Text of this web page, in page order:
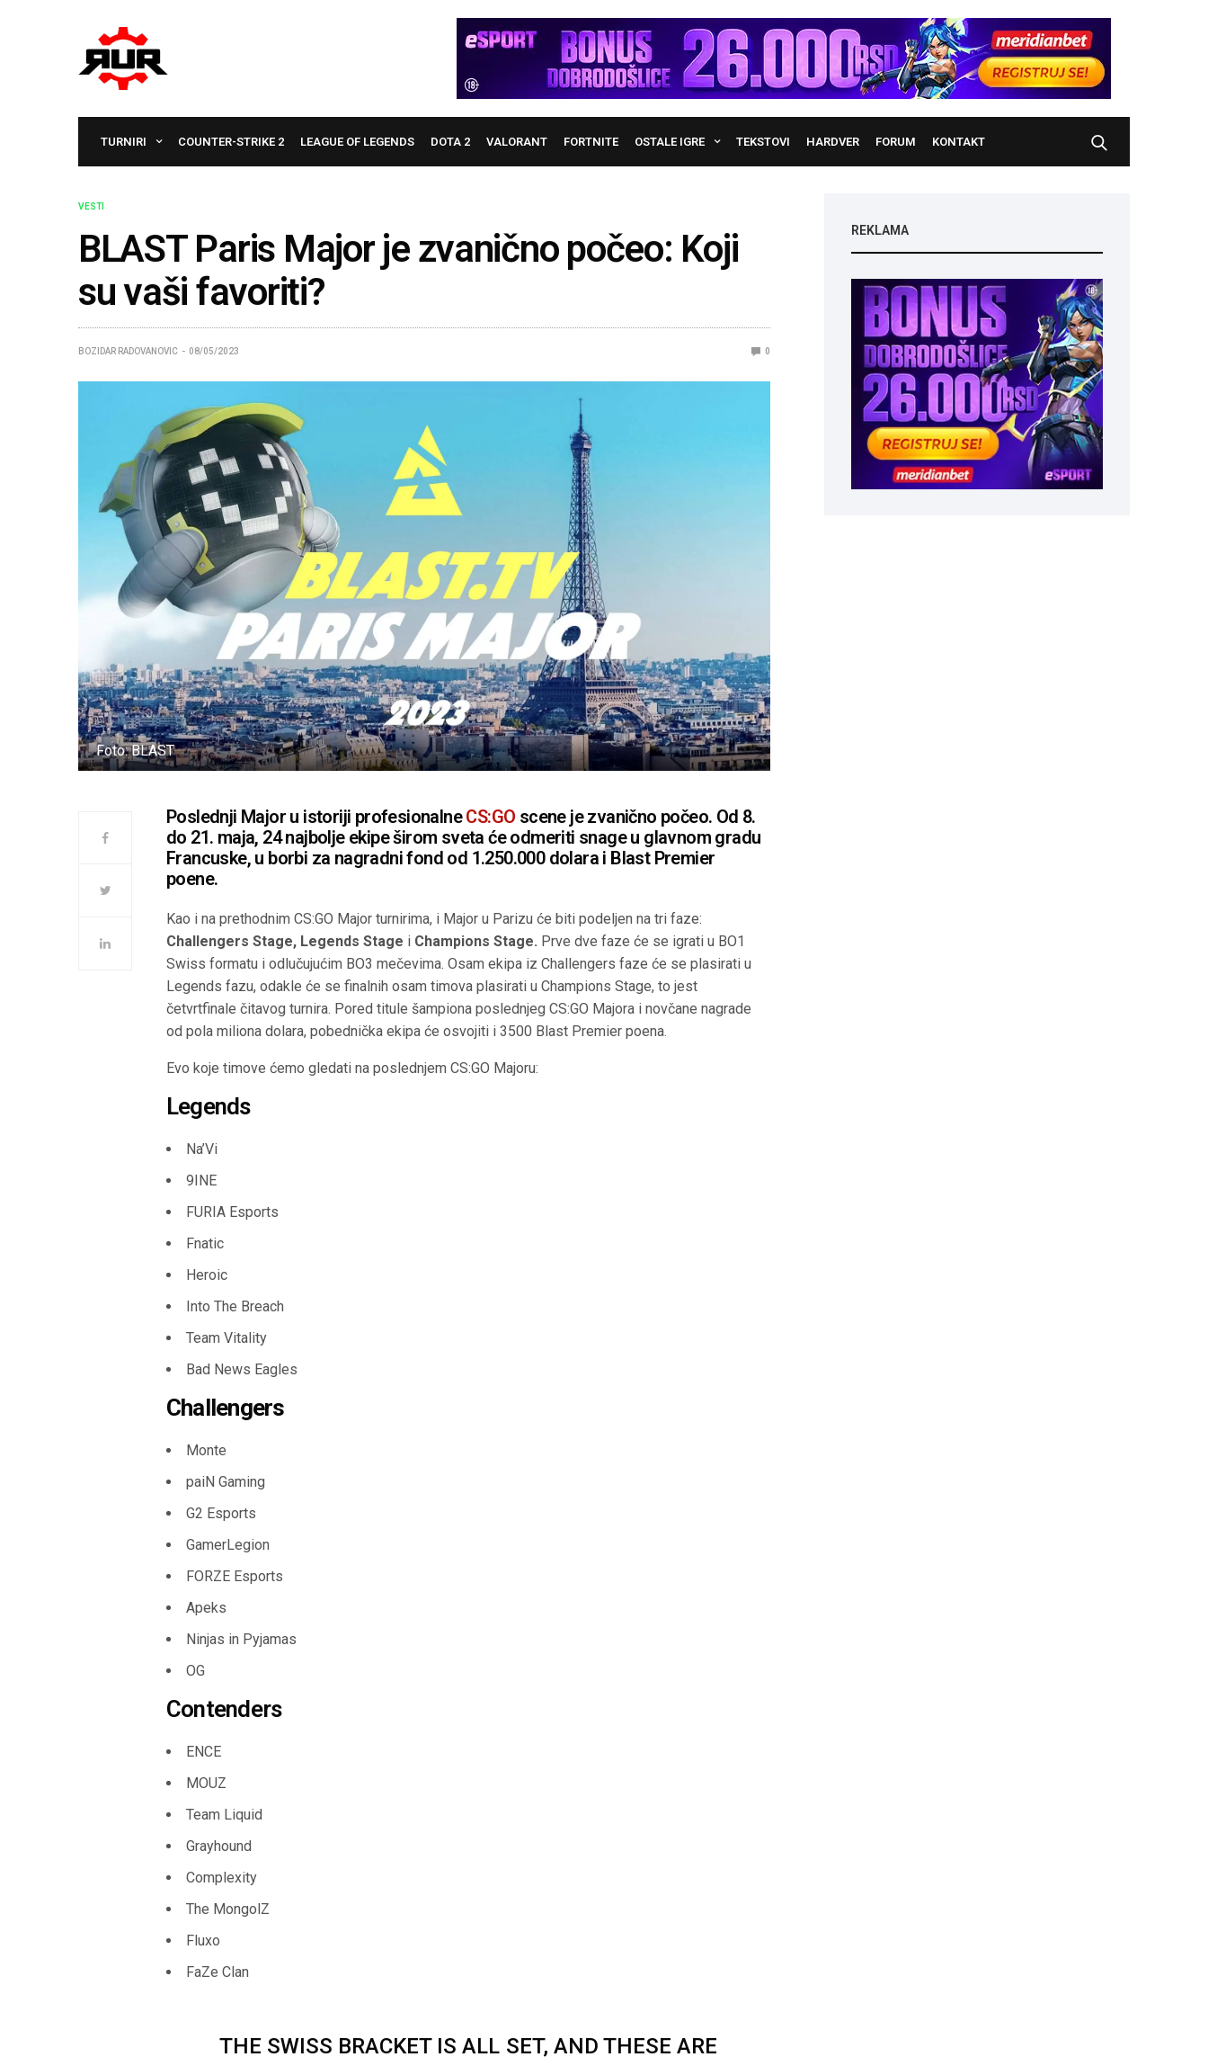
TURNIRI COUNTER-STRIKE 2 LEAGUE OF LEGENDS DOTA 2 VALORANT FORTNITE OSTALE IGRE TEKSTOVI HARDVER FORUM KONTAKT
VESTI
BLAST Paris Major je zvanično počeo: Koji
su vaši favoriti?
BOZIDAR RADOVANOVIC 08/05/2023 0
Foto: BLAST
Poslednji Major u istoriji profesionalneCS:GO scene je zvanično počeo. Od 8.
do 21. maja, 24 najbolje ekipe širom sveta će odmeriti snage u glavnom gradu
Francuske, u borbi za nagradni fond od 1.250.000 dolara i Blast Premier
poene.
Kao i na prethodnim CS:GO Major turnirima, i Major u Parizu će biti podeljen na tri faze:
Challengers Stage, Legends Stage i Champions Stage. Prve dve faze će se igrati u BO1
Swiss formatu i odlučujućim BO3 mečevima. Osam ekipa iz Challengers faze će se plasirati u
Legends fazu, odakle će se finalnih osam timova plasirati u Champions Stage, to jest
četvrtfinale čitavog turnira. Pored titule šampiona poslednjeg CS:GO Majora i novčane nagrade
od pola miliona dolara, pobednička ekipa će osvojiti i 3500 Blast Premier poena.
Evo koje timove ćemo gledati na poslednjem CS:GO Majoru:
Legends
Na’Vi
9INE
FURIA Esports
Fnatic
Heroic
Into The Breach
Team Vitality
Bad News Eagles
Challengers
Monte
paiN Gaming
G2 Esports
GamerLegion
FORZE Esports
Apeks
Ninjas in Pyjamas
OG
Contenders
ENCE
MOUZ
Team Liquid
Grayhound
Complexity
The MongolZ
Fluxo
FaZe Clan
THE SWISS BRACKET IS ALL SET, AND THESE ARE
REKLAMA